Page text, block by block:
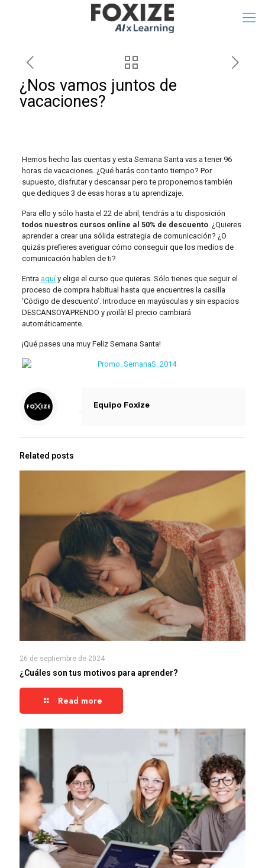
¿Nos vamos juntos de
vacaciones?
Hemos hecho las cuentas y esta Semana Santa vas a tener 96
horas de vacaciones. ¿Qué harás con tanto tiempo? Por
supuesto, disfrutar y descansar pero te proponemos también
que dediques 3 de esas horas a tu aprendizaje.
Para ello y sólo hasta el 22 de abril, tendrás a tu disposición
todos nuestros cursos online al 50% de descuento. ¿Quieres
aprender a crear una sólida estrategia de comunicación? ¿O
quizás prefieres averiguar cómo conseguir que los medios de
comunicación hablen de ti?
Entra aquí y elige el curso que quieras. Sólo tienes que seguir el
proceso de compra habitual hasta que encuentres la casilla
‘Código de descuento’. Introduce en mayúsculas y sin espacios
DESCANSOYAPRENDO y ¡voilà! El precio cambiará
automáticamente.
¡Qué pases una muy Feliz Semana Santa!
Equipo Foxize
Related posts
26 de septiembre de 2024
¿Cuáles son tus motivos para aprender?
Read more